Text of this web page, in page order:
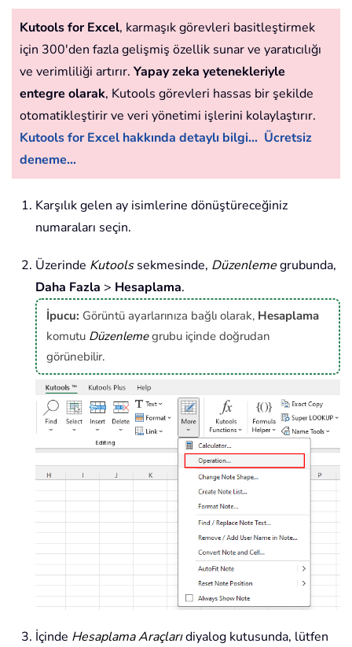
Kutools for Excel, karmaşık görevleri basitleştirmek
için 300'den fazla gelişmiş özellik sunar ve yaratıcılığı
ve verimliliği artırır. Yapay zeka yetenekleriyle
entegre olarak, Kutools görevleri hassas bir şekilde
otomatikleştirir ve veri yönetimi işlerini kolaylaştırır.
Kutools for Excel hakkında detaylı bilgi... Ücretsiz
deneme...
Karşılık gelen ay isimlerine dönüştüreceğiniz
numaraları seçin.
Üzerinde Kutoolssekmesinde, Düzenlemegrubunda,
Daha Fazla > Hesaplama.
İpucu: Görüntü ayarlarınıza bağlı olarak, Hesaplama
komutu Düzenleme grubu içinde doğrudan
görünebilir.
İçinde Hesaplama Araçlarıdiyalog kutusunda, lütfen